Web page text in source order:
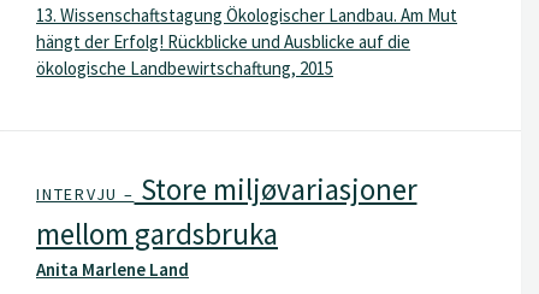
13. Wissenschaftstagung Ökologischer Landbau. Am Mut
hängt der Erfolg! Rückblicke und Ausblicke auf die
ökologische Landbewirtschaftung, 2015
INTERVJU – Store miljøvariasjoner
mellom gardsbruka
Anita Marlene Land